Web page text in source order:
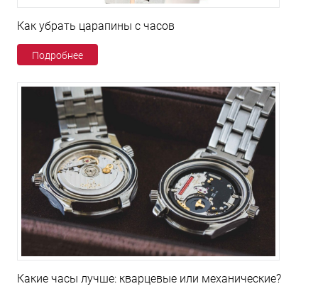
Как убрать царапины с часов
Подробнее
Какие часы лучше: кварцевые или механические?